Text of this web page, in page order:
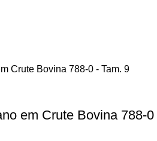
em Crute Bovina 788-0